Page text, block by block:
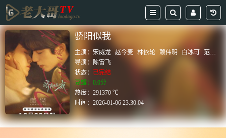
骄阳似我
主演：宋威龙 赵今麦 林依轮 赖伟明 白冰可
范诗然
导演：
陈宙飞
状态： 已完结
豆瓣：0.0分
热度：291370 ℃
时间：2026-01-06 23:30:04